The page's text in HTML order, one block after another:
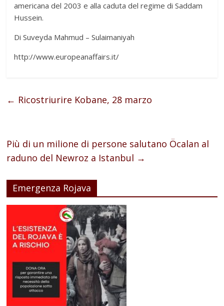
americana del 2003 e alla caduta del regime di Saddam
Hussein.
Di Suveyda Mahmud – Sulaimaniyah
http://www.europeanaffairs.it/
← Ricostriurire Kobane, 28 marzo
Più di un milione di persone salutano Öcalan al
raduno del Newroz a Istanbul →
Emergenza Rojava